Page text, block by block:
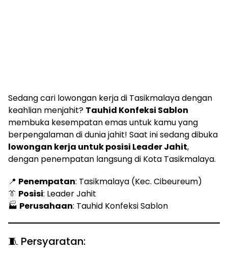
Sedang cari lowongan kerja di Tasikmalaya dengan
keahlian menjahit? Tauhid Konfeksi Sablon
membuka kesempatan emas untuk kamu yang
berpengalaman di dunia jahit! Saat ini sedang dibuka
lowongan kerja untuk posisi Leader Jahit,
dengan penempatan langsung di Kota Tasikmalaya.
📍 Penempatan: Tasikmalaya (Kec. Cibeureum)
👔 Posisi: Leader Jahit
🏭 Perusahaan: Tauhid Konfeksi Sablon
🧵 Persyaratan: